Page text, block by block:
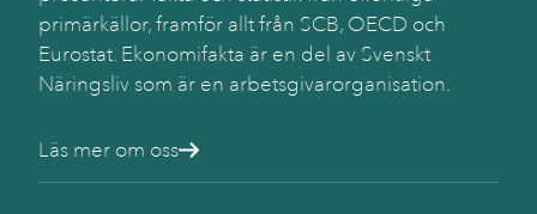
primärkällor, framför allt från SCB, OECD och
Eurostat. Ekonomifakta är en del av Svenskt
Näringsliv som är en arbetsgivarorganisation.
Läs mer om oss